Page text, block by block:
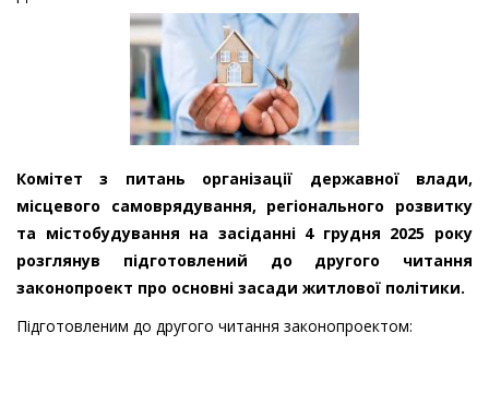
Комітет з питань організації державної влади,
місцевого самоврядування, регіонального розвитку
та містобудування на засіданні 4 грудня 2025 року
розглянув підготовлений до другого читання
законопроект про основні засади житлової політики.
Підготовленим до другого читання законопроектом: